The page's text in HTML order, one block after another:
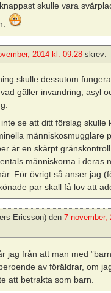
skulle vara
2014 kl. 09:28 skrev:
skulle dessutom
gäller invandring, asyl
se att ditt förslag skulle
människosmugglare
är en skärpt gränskontroll
människorna i deras
För övrigt så anser jag
par skall få lov att
Ericsson) den 7 november,
jag från att man med
av föräldrar, om
att betrakta som barn.